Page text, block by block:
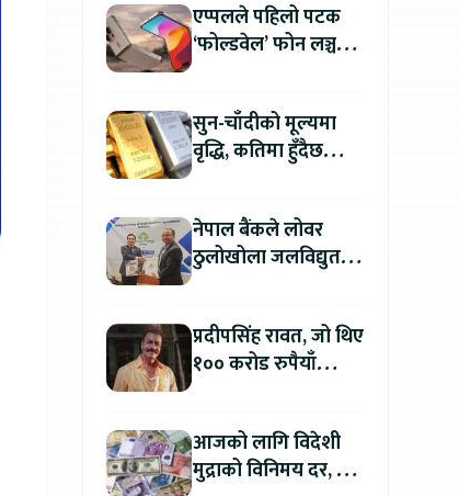
एप्पलले पहिलो पटक
‘फोल्डवेल’ फोन लञ्च
सुन-चाँदीको मूल्यमा
वृद्धि, कतिमा हुँदैछ
नेपाल बैंकले लोवर
ठुलोखोला जलविद्युत
प्रदीपसिंह रावत, जो थिए
१०० करोड रुपैयाँ
आजको लागि विदेशी
मुद्राको विनिमय दर, कुन